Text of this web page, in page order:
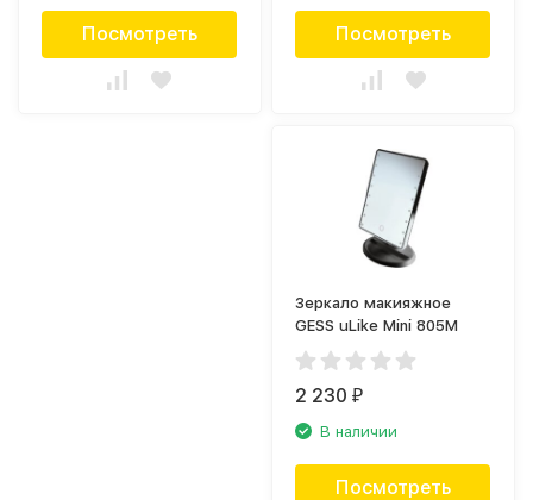
Посмотреть Посмотреть
Зеркало макияжное
GESS uLike Mini 805M
2 230₽
В наличии
Посмотреть